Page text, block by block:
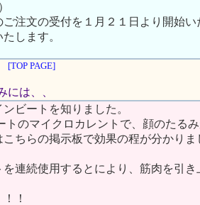
ご注文の受付を１月２１日より開始い
します。
[TOP PAGE]
には、、
ビートを知りました。
トのマイクロカレントで、顔のたる
ちらの掲示板で効果の程が分かり
を連続使用するとにより、筋肉を引
！